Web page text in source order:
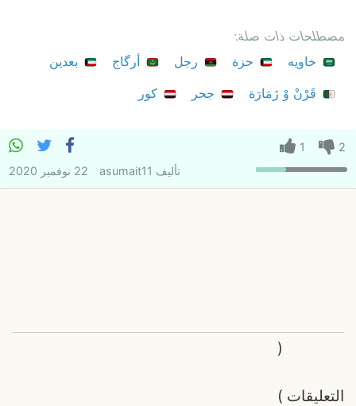
مصطلحات ذات صلة:
خاويه
حزة رجل أرگاج
بعدين
قَرْنْ وْ زَمَارَة
جحر كور
2
1
تأليف asumait11 22 نوفمبر 2020
التعليقات
(
)